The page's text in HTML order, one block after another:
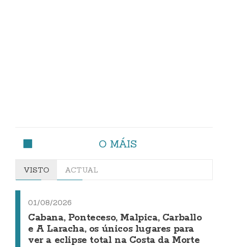
O MÁIS
VISTO ACTUAL
01/08/2026
Cabana, Ponteceso, Malpica, Carballo
e A Laracha, os únicos lugares para
ver a eclipse total na Costa da Morte